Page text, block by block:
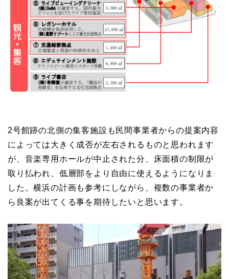
2号館跡の北側の集客施設も民間事業者からの提案内容
によっては大きく成否が左右されるものと思われます
が、音楽専用ホールが中止された分、床面積の制限が
取り払われ、低層部をより自由に使えるようになりま
した。横浜の計画も参考にしながら、複数の事業者か
ら良案が出てくる事を期待したいと思います。